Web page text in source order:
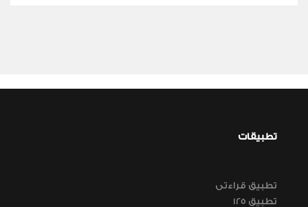
تطبيقات
تطبيق قراءتى
تطبيق 125